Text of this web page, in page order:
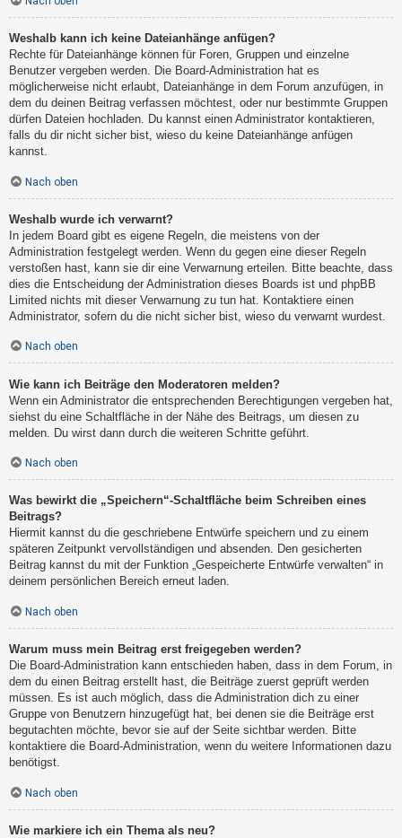
Weshalb kann ich keine Dateianhänge anfügen?
Rechte für Dateianhänge können für Foren, Gruppen und einzelne
Benutzer vergeben werden. Die Board-Administration hat es
möglicherweise nicht erlaubt, Dateianhänge in dem Forum anzufügen, in
dem du deinen Beitrag verfassen möchtest, oder nur bestimmte Gruppen
dürfen Dateien hochladen. Du kannst einen Administrator kontaktieren,
falls du dir nicht sicher bist, wieso du keine Dateianhänge anfügen
kannst.
Nach oben
Weshalb wurde ich verwarnt?
In jedem Board gibt es eigene Regeln, die meistens von der
Administration festgelegt werden. Wenn du gegen eine dieser Regeln
verstoßen hast, kann sie dir eine Verwarnung erteilen. Bitte beachte, dass
dies die Entscheidung der Administration dieses Boards ist und phpBB
Limited nichts mit dieser Verwarnung zu tun hat. Kontaktiere einen
Administrator, sofern du die nicht sicher bist, wieso du verwarnt wurdest.
Nach oben
Wie kann ich Beiträge den Moderatoren melden?
Wenn ein Administrator die entsprechenden Berechtigungen vergeben hat,
siehst du eine Schaltfläche in der Nähe des Beitrags, um diesen zu
melden. Du wirst dann durch die weiteren Schritte geführt.
Nach oben
Was bewirkt die „Speichern“-Schaltfläche beim Schreiben eines
Beitrags?
Hiermit kannst du die geschriebene Entwürfe speichern und zu einem
späteren Zeitpunkt vervollständigen und absenden. Den gesicherten
Beitrag kannst du mit der Funktion „Gespeicherte Entwürfe verwalten“ in
deinem persönlichen Bereich erneut laden.
Nach oben
Warum muss mein Beitrag erst freigegeben werden?
Die Board-Administration kann entschieden haben, dass in dem Forum, in
dem du einen Beitrag erstellt hast, die Beiträge zuerst geprüft werden
müssen. Es ist auch möglich, dass die Administration dich zu einer
Gruppe von Benutzern hinzugefügt hat, bei denen sie die Beiträge erst
begutachten möchte, bevor sie auf der Seite sichtbar werden. Bitte
kontaktiere die Board-Administration, wenn du weitere Informationen dazu
benötigst.
Nach oben
Wie markiere ich ein Thema als neu?